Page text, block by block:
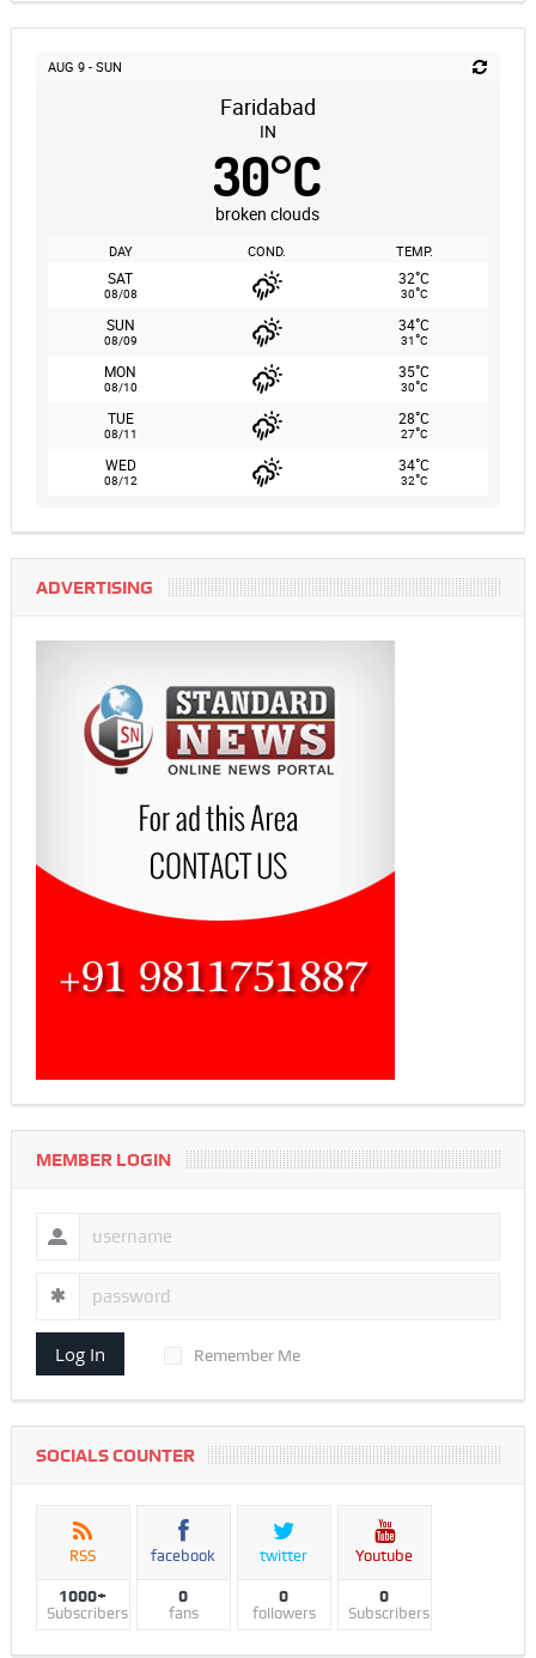
AUG 9 - SUN
Faridabad
IN
30°C
broken clouds
DAY COND. TEMP.
SAT
08/08
32°C
30°C
SUN
08/09
34°C
31°C
MON
08/10
35°C
30°C
TUE
08/11
28°C
27°C
WED
08/12
34°C
32°C
ADVERTISING
MEMBER LOGIN
Log In Remember Me
SOCIALS COUNTER
RSS
1000+
Subscribers
facebook
0
fans
twitter
0
followers
Youtube
0
Subscribers